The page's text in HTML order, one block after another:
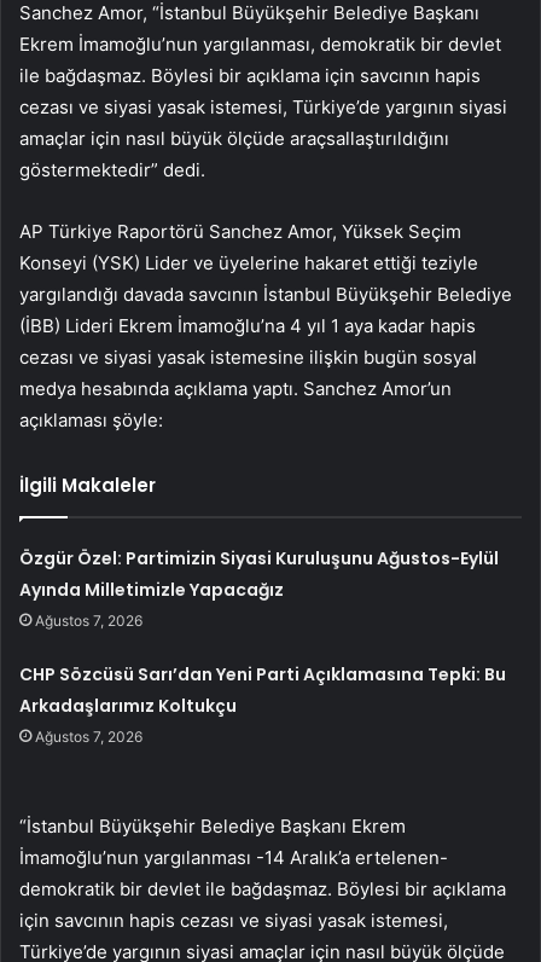
Sanchez Amor, “İstanbul Büyükşehir Belediye Başkanı
Ekrem İmamoğlu’nun yargılanması, demokratik bir devlet
ile bağdaşmaz. Böylesi bir açıklama için savcının hapis
cezası ve siyasi yasak istemesi, Türkiye’de yargının siyasi
amaçlar için nasıl büyük ölçüde araçsallaştırıldığını
göstermektedir” dedi.
AP Türkiye Raportörü Sanchez Amor, Yüksek Seçim
Konseyi (YSK) Lider ve üyelerine hakaret ettiği teziyle
yargılandığı davada savcının İstanbul Büyükşehir Belediye
(İBB) Lideri Ekrem İmamoğlu’na 4 yıl 1 aya kadar hapis
cezası ve siyasi yasak istemesine ilişkin bugün sosyal
medya hesabında açıklama yaptı. Sanchez Amor’un
açıklaması şöyle:
İlgili Makaleler
Özgür Özel: Partimizin Siyasi Kuruluşunu Ağustos-Eylül
Ayında Milletimizle Yapacağız
Ağustos 7, 2026
CHP Sözcüsü Sarı’dan Yeni Parti Açıklamasına Tepki: Bu
Arkadaşlarımız Koltukçu
Ağustos 7, 2026
“İstanbul Büyükşehir Belediye Başkanı Ekrem
İmamoğlu’nun yargılanması -14 Aralık’a ertelenen-
demokratik bir devlet ile bağdaşmaz. Böylesi bir açıklama
için savcının hapis cezası ve siyasi yasak istemesi,
Türkiye’de yargının siyasi amaçlar için nasıl büyük ölçüde